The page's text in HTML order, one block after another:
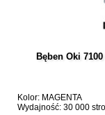
Bęben Oki
Kolor: MAGENTA
Wydajność: 30 000